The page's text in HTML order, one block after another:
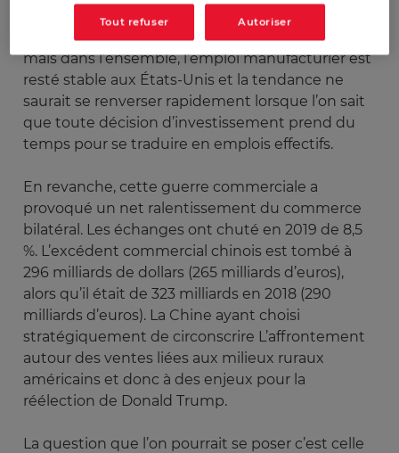
investissement d’une centaine de millions de
dollars pour produire des ordinateurs au Texas,
mais dans l’ensemble, l’emploi manufacturier est
resté stable aux États-Unis et la tendance ne
saurait se renverser rapidement lorsque l’on sait
que toute décision d’investissement prend du
temps pour se traduire en emplois effectifs.
En revanche, cette guerre commerciale a
provoqué un net ralentissement du commerce
bilatéral. Les échanges ont chuté en 2019 de 8,5
%. L’excédent commercial chinois est tombé à
296 milliards de dollars (265 milliards d’euros),
alors qu’il était de 323 milliards en 2018 (290
milliards d’euros). La Chine ayant choisi
stratégiquement de circonscrire L’affrontement
autour des ventes liées aux milieux ruraux
américains et donc à des enjeux pour la
réélection de Donald Trump.
La question que l’on pourrait se poser c’est celle
Tout refuser Autoriser